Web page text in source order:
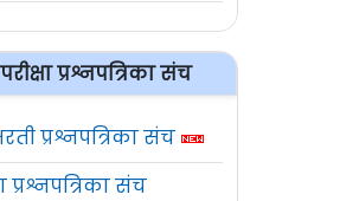
प्रश्नपत्रिका संच
प्रश्नपत्रिका संच
प्रश्नपत्रिका संच